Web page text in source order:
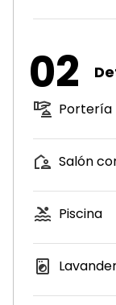
02
Portería
Salón
Piscina